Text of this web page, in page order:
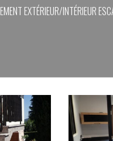
EXTÉRIEUR/INTÉRIEUR